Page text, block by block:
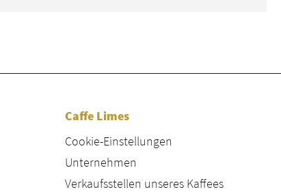
Caffe Limes
Cookie-Einstellungen
Unternehmen
Verkaufsstellen unseres Kaffees